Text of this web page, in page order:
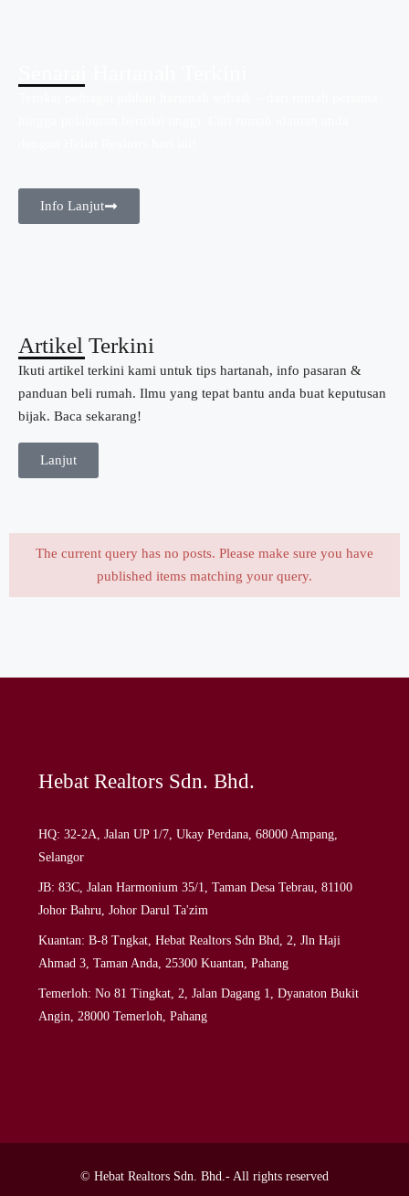
Info Lanjut
Artikel Terkini
Ikuti artikel terkini kami untuk tips hartanah, info pasaran &
panduan beli rumah. Ilmu yang tepat bantu anda buat keputusan
bijak. Baca sekarang!
Lanjut
The current query has no posts. Please make sure you have
published items matching your query.
Hebat Realtors Sdn. Bhd.
HQ: 32-2A, Jalan UP 1/7, Ukay Perdana, 68000 Ampang,
Selangor
JB: 83C, Jalan Harmonium 35/1, Taman Desa Tebrau, 81100
Johor Bahru, Johor Darul Ta'zim
Kuantan: B-8 Tngkat, Hebat Realtors Sdn Bhd, 2, Jln Haji
Ahmad 3, Taman Anda, 25300 Kuantan, Pahang
Temerloh: No 81 Tingkat, 2, Jalan Dagang 1, Dyanaton Bukit
Angin, 28000 Temerloh, Pahang
© Hebat Realtors Sdn. Bhd.- All rights reserved